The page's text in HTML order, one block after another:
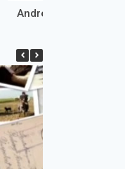
Andrei Marinaș